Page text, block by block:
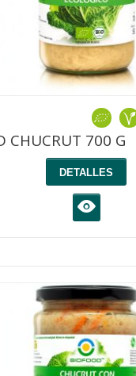
CHUCRUT 700 G
DETALLES
K